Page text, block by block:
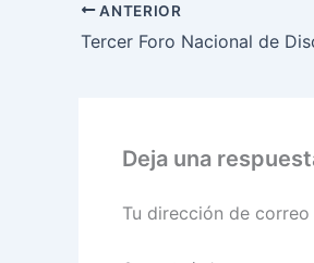
ANTERIOR
Deja una
Tu dirección de